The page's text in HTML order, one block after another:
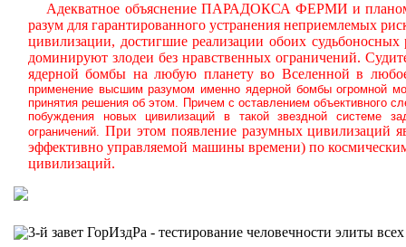
Адекватное объяснение ПАРАДОКСА ФЕРМИ и
разум для гарантированного устранения неприемлемых
цивилизации, достигшие реализации обоих
доминируют злодеи без нравственных ограничений.
ядерной бомбы на любую планету во Вселенной в
применение высшим разумом именно ядерной бомбы огромной
принятия решения об этом. Причем с оставлением объективного
побуждения новых цивилизаций в такой звездной системе
ограничений. При этом появление разумных цивилизаций
эффективно управляемой машины времени) по
цивилизаций.
3-й завет ГорИздРа - тестирование человечности элиты